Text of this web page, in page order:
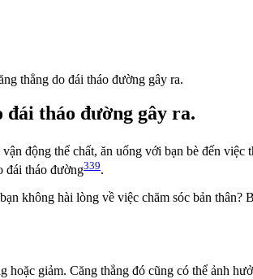
thẳng do đái tháo đường gây ra.
đái tháo đường gây ra.
động thể chất, ăn uống với bạn bè đến việc
đái tháo đường339.
không hài lòng về việc chăm sóc bản
giảm. Căng thẳng đó cũng có thể ảnh